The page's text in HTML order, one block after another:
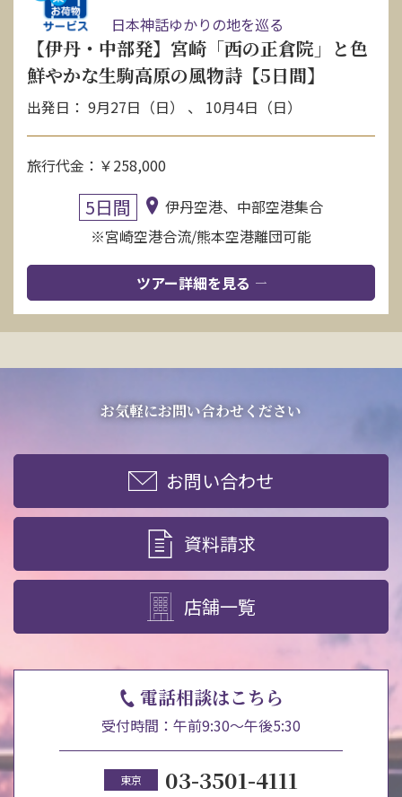
日本神話ゆかりの地を巡る
【伊丹・中部発】宮崎「西の正倉院」と色
鮮やかな生駒高原の風物詩【5日間】
出発日： 9月27日（日） 、 10月4日（日）
旅行代金：￥258,000
5日間
伊丹空港、中部空港集合
※宮崎空港合流/熊本空港離団可能
ツアー詳細を見る
お気軽にお問い合わせください
お問い合わせ
資料請求
店舗一覧
電話相談はこちら
受付時間：午前9:30～午後5:30
東京 03-3501-4111